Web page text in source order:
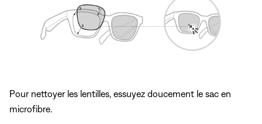
Pour nettoyer les lentilles, essuyez doucement le sac en
microfibre.